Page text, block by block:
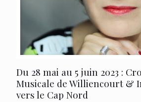
Du 28 mai au 5 juin 2023 :
Musicale de Williencourt &
vers le Cap Nord